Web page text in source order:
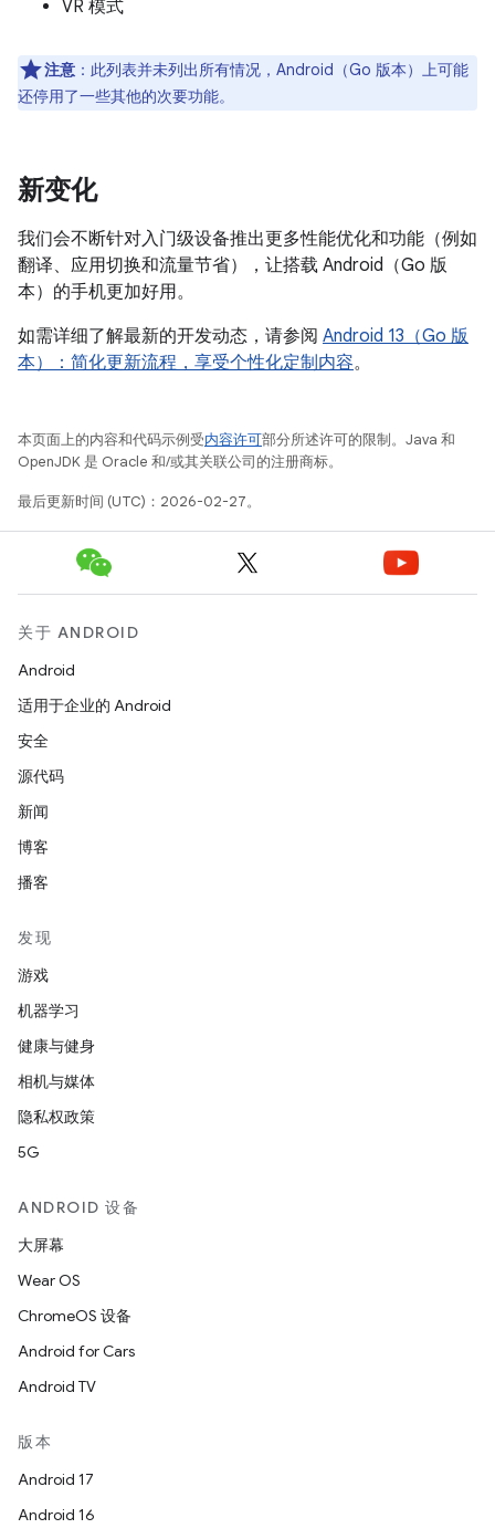
VR 模式
注意 ：此列表并未列出所有情况，Android（Go 版本）上可能
还停用了一些其他的次要功能。
新变化
我们会不断针对入门级设备推出更多性能优化和功能（例如
翻译、应用切换和流量节省），让搭载 Android（Go 版
本）的手机更加好用。
如需详细了解最新的开发动态，请参阅 Android 13（Go 版
本）：简化更新流程，享受个性化定制内容。
本页面上的内容和代码示例受内容许可部分所述许可的限制。Java 和
OpenJDK 是 Oracle 和/或其关联公司的注册商标。
最后更新时间 (UTC)：2026-02-27。
关于 ANDROID
Android
适用于企业的 Android
安全
源代码
新闻
博客
播客
发现
游戏
机器学习
健康与健身
相机与媒体
隐私权政策
5G
ANDROID 设备
大屏幕
Wear OS
ChromeOS 设备
Android for Cars
Android TV
版本
Android 17
Android 16